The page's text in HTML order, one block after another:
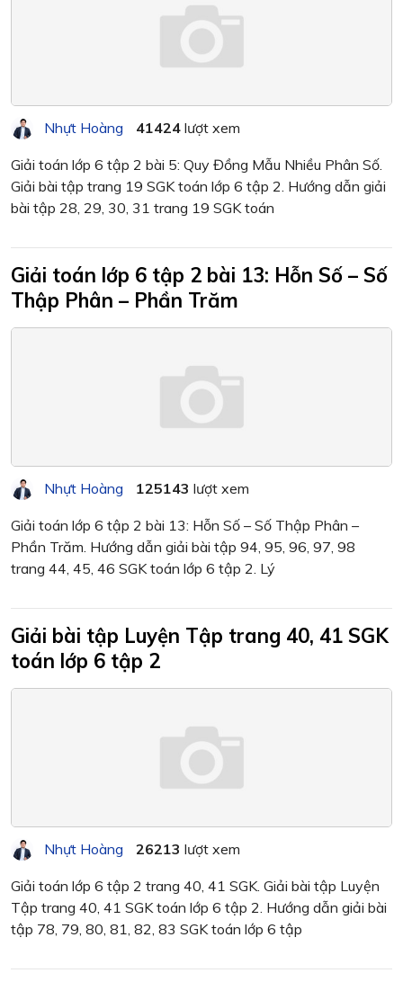
Nhựt Hoàng 41424 lượt xem
Giải toán lớp 6 tập 2 bài 5: Quy Đồng Mẫu Nhiều Phân Số.
Giải bài tập trang 19 SGK toán lớp 6 tập 2. Hướng dẫn giải
bài tập 28, 29, 30, 31 trang 19 SGK toán
Giải toán lớp 6 tập 2 bài 13: Hỗn Số – Số
Thập Phân – Phần Trăm
Nhựt Hoàng 125143 lượt xem
Giải toán lớp 6 tập 2 bài 13: Hỗn Số – Số Thập Phân –
Phần Trăm. Hướng dẫn giải bài tập 94, 95, 96, 97, 98
trang 44, 45, 46 SGK toán lớp 6 tập 2. Lý
Giải bài tập Luyện Tập trang 40, 41 SGK
toán lớp 6 tập 2
Nhựt Hoàng 26213 lượt xem
Giải toán lớp 6 tập 2 trang 40, 41 SGK. Giải bài tập Luyện
Tập trang 40, 41 SGK toán lớp 6 tập 2. Hướng dẫn giải bài
tập 78, 79, 80, 81, 82, 83 SGK toán lớp 6 tập